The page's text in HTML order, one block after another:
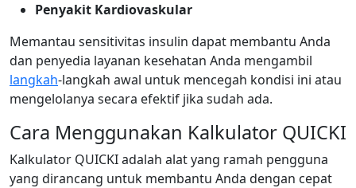
Penyakit Kardiovaskular
Memantau sensitivitas insulin dapat membantu Anda
dan penyedia layanan kesehatan Anda mengambil
langkah-langkah awal untuk mencegah kondisi ini atau
mengelolanya secara efektif jika sudah ada.
Cara Menggunakan Kalkulator QUICKI
Kalkulator QUICKI adalah alat yang ramah pengguna
yang dirancang untuk membantu Anda dengan cepat